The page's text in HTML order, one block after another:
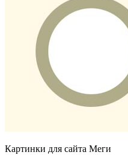
Картинки для сайта Меги